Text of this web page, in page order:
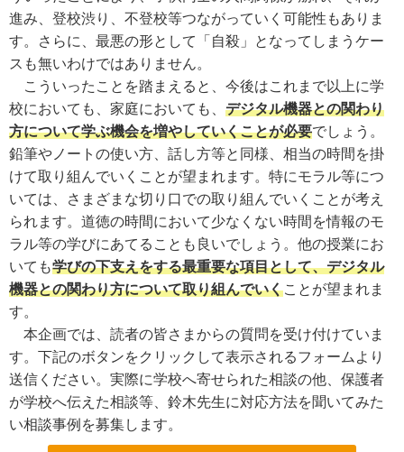
進み、登校渋り、不登校等つながっていく可能性もありま
す。さらに、最悪の形として「自殺」となってしまうケー
スも無いわけではありません。
こういったことを踏まえると、今後はこれまで以上に学
校においても、家庭においても、 デジタル機器との関わり
方について学ぶ機会を増やしていくことが必要でしょう。
鉛筆やノートの使い方、話し方等と同様、相当の時間を掛
けて取り組んでいくことが望まれます。特にモラル等につ
いては、さまざまな切り口での取り組んでいくことが考え
られます。道徳の時間において少なくない時間を情報のモ
ラル等の学びにあてることも良いでしょう。他の授業にお
いても学びの下支えをする最重要な項目として、デジタル
機器との関わり方について取り組んでいくことが望まれま
す。
本企画では、読者の皆さまからの質問を受け付けていま
す。下記のボタンをクリックして表示されるフォームより
送信ください。実際に学校へ寄せられた相談の他、保護者
が学校へ伝えた相談等、鈴木先生に対応方法を聞いてみた
い相談事例を募集します。